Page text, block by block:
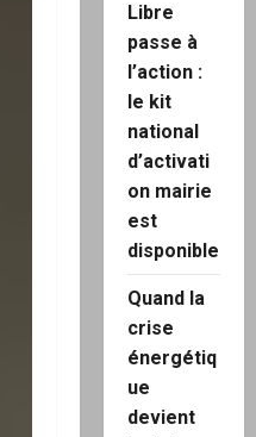
Libre
passe à
l’action :
le kit
national
d’activati
on mairie
est
disponible
Quand la
crise
énergétiq
ue
devient